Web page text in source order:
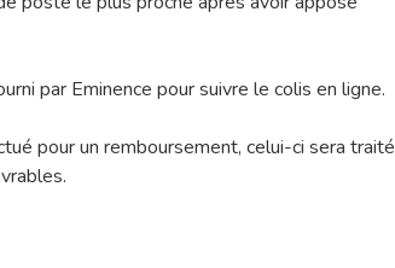
par Eminence pour suivre le colis en ligne.
pour un remboursement, celui-ci sera traité